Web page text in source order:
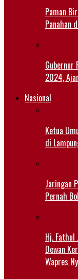
Paman
Panahan
Gubernur
2024,
Nasional
Ketua
di
Jaringan
Pernah
Hj.
Dewan
Wapres